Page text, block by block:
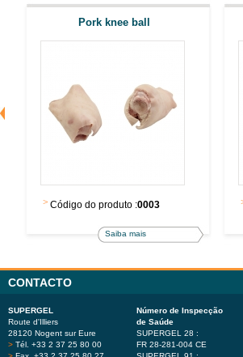
Pork knee ball
> Código do produto :0003
Saiba mais
CONTACTO
SUPERGEL
Route d'Illiers
28120 Nogent sur Eure
> Tél. +33 2 37 25 80 00
Número de Inspecção
de Saúde
SUPERGEL 28 :
FR 28-281-004 CE